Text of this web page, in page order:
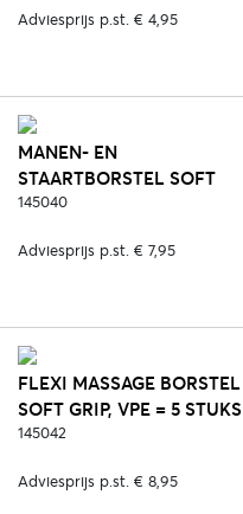
Adviesprijs p.st. € 4,95
MANEN- EN
STAARTBORSTEL SOFT
GRIP, VPE = 5 STUKS - 2.
145040
Adviesprijs p.st. € 7,95
FLEXI MASSAGE BORSTEL
SOFT GRIP, VPE = 5 STUKS
- 2. ZWART
145042
Adviesprijs p.st. € 8,95